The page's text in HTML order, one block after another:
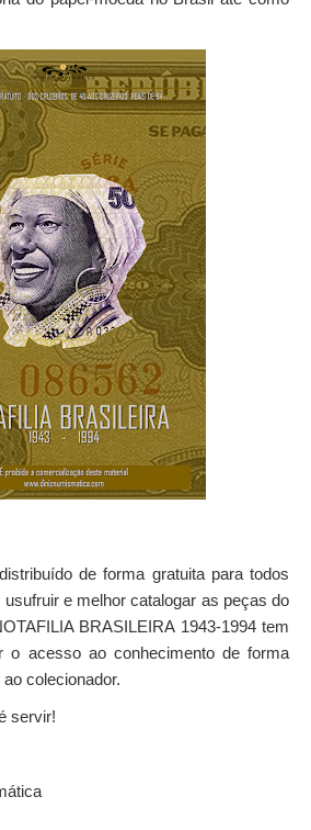
de forma gratuita para todos
e melhor catalogar as peças do
BRASILEIRA 1943-1994 tem
o acesso ao conhecimento de forma
colecionador.
servir!